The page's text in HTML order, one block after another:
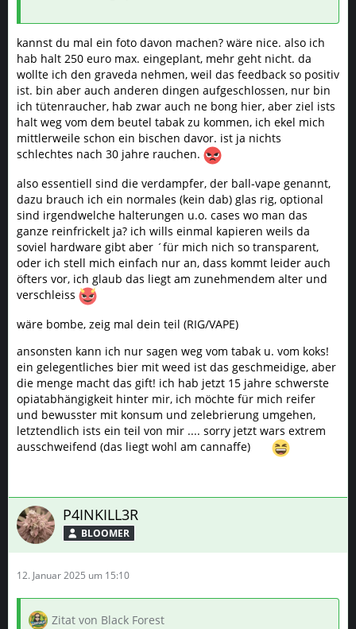
kannst du mal ein foto davon machen? wäre nice. also ich
hab halt 250 euro max. eingeplant, mehr geht nicht. da
wollte ich den graveda nehmen, weil das feedback so positiv
ist. bin aber auch anderen dingen aufgeschlossen, nur bin
ich tütenraucher, hab zwar auch ne bong hier, aber ziel ists
halt weg vom dem beutel tabak zu kommen, ich ekel mich
mittlerweile schon ein bischen davor. ist ja nichts
schlechtes nach 30 jahre rauchen.
also essentiell sind die verdampfer, der ball-vape genannt,
dazu brauch ich ein normales (kein dab) glas rig, optional
sind irgendwelche halterungen u.o. cases wo man das
ganze reinfrickelt ja? ich wills einmal kapieren weils da
soviel hardware gibt aber ´für mich nich so transparent,
oder ich stell mich einfach nur an, dass kommt leider auch
öfters vor, ich glaub das liegt am zunehmendem alter und
verschleiss
wäre bombe, zeig mal dein teil (RIG/VAPE)
ansonsten kann ich nur sagen weg vom tabak u. vom koks!
ein gelegentliches bier mit weed ist das geschmeidige, aber
die menge macht das gift! ich hab jetzt 15 jahre schwerste
opiatabhängigkeit hinter mir, ich möchte für mich reifer
und bewusster mit konsum und zelebrierung umgehen,
letztendlich ists ein teil von mir .... sorry jetzt wars extrem
ausschweifend (das liegt wohl am cannaffe)
P4INKILL3R
BLOOMER
12. Januar 2025 um 15:10
Zitat von Black Forest